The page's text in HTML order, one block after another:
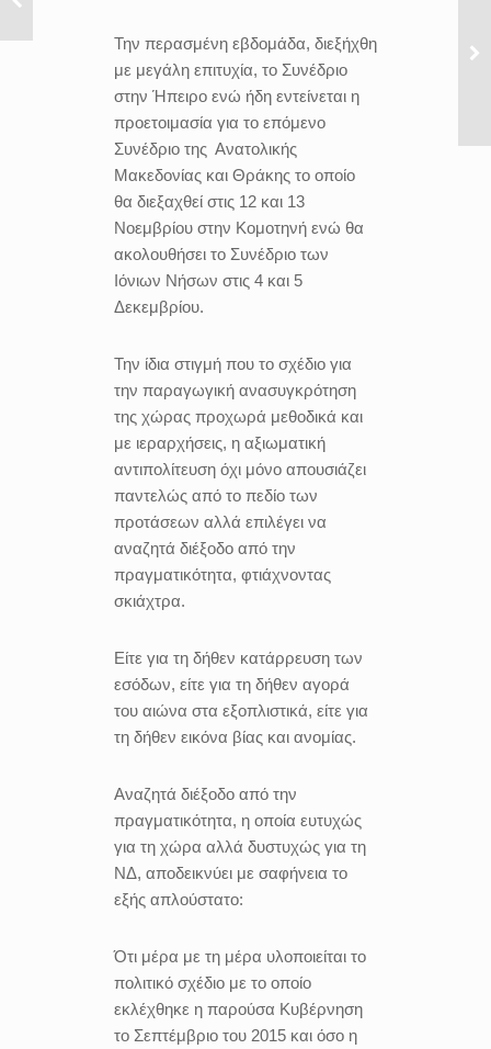
Την περασμένη εβδομάδα, διεξήχθη
με μεγάλη επιτυχία, το Συνέδριο
στην Ήπειρο ενώ ήδη εντείνεται η
προετοιμασία για το επόμενο
Συνέδριο της Ανατολικής
Μακεδονίας και Θράκης το οποίο
θα διεξαχθεί στις 12 και 13
Νοεμβρίου στην Κομοτηνή ενώ θα
ακολουθήσει το Συνέδριο των
Ιόνιων Νήσων στις 4 και 5
Δεκεμβρίου.
Την ίδια στιγμή που το σχέδιο για
την παραγωγική ανασυγκρότηση
της χώρας προχωρά μεθοδικά και
με ιεραρχήσεις, η αξιωματική
αντιπολίτευση όχι μόνο απουσιάζει
παντελώς από το πεδίο των
προτάσεων αλλά επιλέγει να
αναζητά διέξοδο από την
πραγματικότητα, φτιάχνοντας
σκιάχτρα.
Είτε για τη δήθεν κατάρρευση των
εσόδων, είτε για τη δήθεν αγορά
του αιώνα στα εξοπλιστικά, είτε για
τη δήθεν εικόνα βίας και ανομίας.
Αναζητά διέξοδο από την
πραγματικότητα, η οποία ευτυχώς
για τη χώρα αλλά δυστυχώς για τη
ΝΔ, αποδεικνύει με σαφήνεια το
εξής απλούστατο:
Ότι μέρα με τη μέρα υλοποιείται το
πολιτικό σχέδιο με το οποίο
εκλέχθηκε η παρούσα Κυβέρνηση
το Σεπτέμβριο του 2015 και όσο η